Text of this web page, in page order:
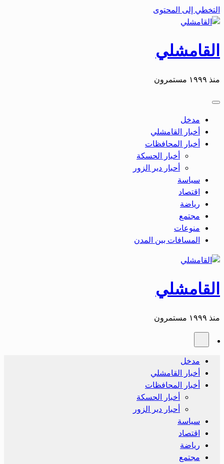
التخطي إلى المحتوى
القامشلي
منذ ١٩٩٩ مستمرون
مدخل
أخبار القامشلي
أخبار المحافظات
أخبار الحسكة
أحبار دير الزور
سياسة
اقتصاد
رياضة
مجتمع
منوعات
المسافات بين المدن
القامشلي
منذ ١٩٩٩ مستمرون
مدخل
أخبار القامشلي
أخبار المحافظات
أخبار الحسكة
أحبار دير الزور
سياسة
اقتصاد
رياضة
مجتمع